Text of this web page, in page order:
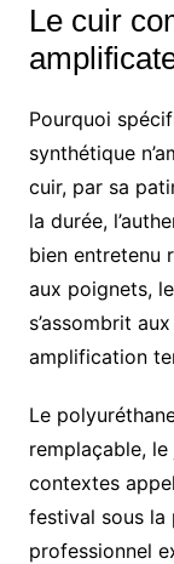
Le cuir
Pourquoi
synthétique
cuir, par sa
la durée,
bien entretenu
aux poignets,
s’assombrit
amplification
Le
remplaçable,
contextes
festival sous la
professionnel